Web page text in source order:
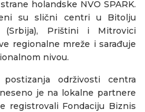
holandske NVO SPARK.
su slični centri u Bitolju
(Srbija), Prištini i Mitrovici
regionalne mreže i sarađuje
nivou.
održivosti centra
je na lokalne partnere
registrovali Fondaciju Biznis